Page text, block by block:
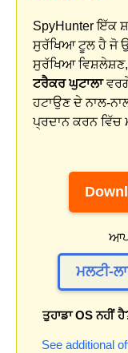
SpyHunter ਇੱਕ
ਸੁਰੱਖਿਆ ਟੂਲ ਹੈ ਜੋ
ਸੁਰੱਖਿਆ
ਟਰੈਕਰ ਘੁਟਾਲਾ
ਹਟਾਉਣ ਦੇ ਨਾਲ-
ਪ੍ਰਦਾਨ ਕਰਨ
ਮਲਟੀ-
ਤੁਹਾਡਾ OS ਨਹੀਂ
See additional